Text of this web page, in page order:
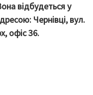
відбудеться у
Чернівці, вул.
офіс 36.